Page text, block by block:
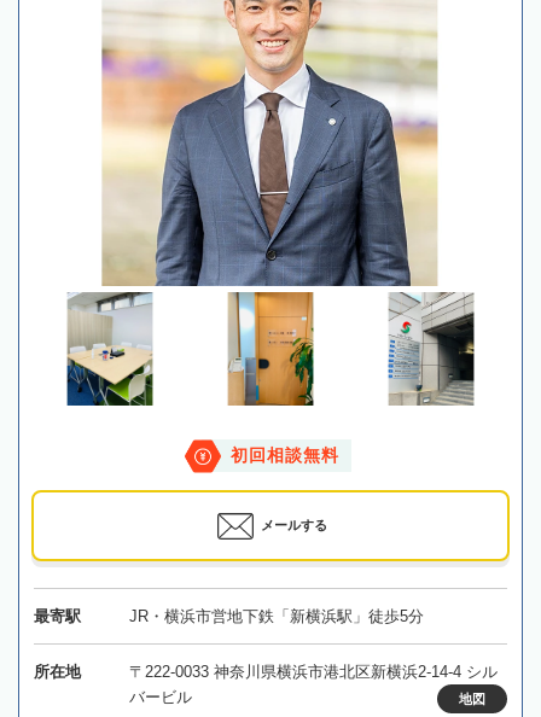
初回相談無料
メールする
最寄駅 JR・横浜市営地下鉄「新横浜駅」徒歩5分
所在地
〒222-0033 神奈川県横浜市港北区新横浜2-14-4 シル
バービル
地図